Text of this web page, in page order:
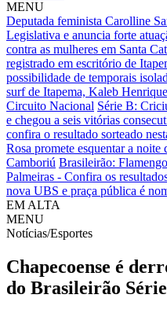
MENU
Deputada feminista Carolline
Legislativa e anuncia forte
contra as mulheres em Santa
registrado em escritório de
possibilidade de temporais
surf de Itapema, Kaleb
Circuito Nacional Série B:
e chegou a seis vitórias
confira o resultado sorteado
Rosa promete esquentar a
Camboriú Brasileirão:
Palmeiras - Confira os
nova UBS e praça pública é
EM ALTA
MENU
Notícias/Esportes
Chapecoense é
do Brasileirão